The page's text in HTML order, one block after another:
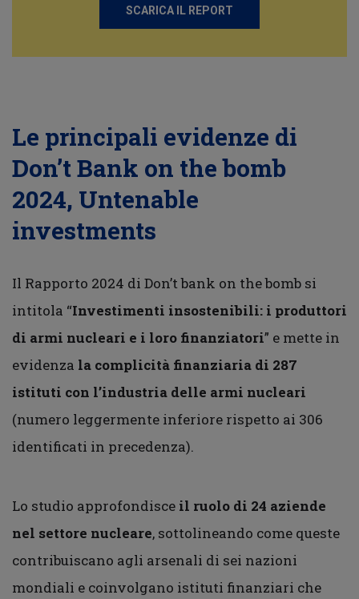
SCARICA IL REPORT
Le principali evidenze di
Don’t Bank on the bomb
2024, Untenable
investments
Il Rapporto 2024 di Don’t bank on the bomb si
intitola “Investimenti insostenibili: i produttori
di armi nucleari e i loro finanziatori” e mette in
evidenza la complicità finanziaria di 287
istituti con l’industria delle armi nucleari
(numero leggermente inferiore rispetto ai 306
identificati in precedenza).
Lo studio approfondisce il ruolo di 24 aziende
nel settore nucleare, sottolineando come queste
contribuiscano agli arsenali di sei nazioni
mondiali e coinvolgano istituti finanziari che